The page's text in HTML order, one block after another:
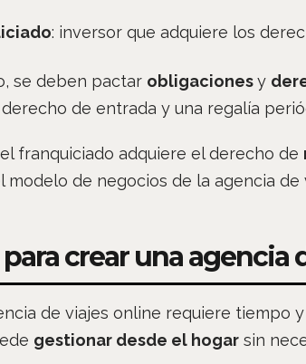
: inversor que adquiere los
se deben pactar obligacionesy
de entrada y una regalía
franquiciado adquiere el derecho de
modelo de negocios de la agencia de
para crear una agencia
de viajes online requiere tiempo
gestionar desde el hogarsin